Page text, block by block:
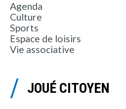
Agenda
Culture
Sports
Espace de loisirs
Vie associative
JOUÉ CITOYEN